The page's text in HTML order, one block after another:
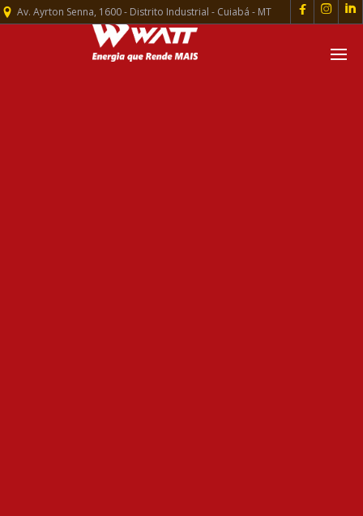
Av. Ayrton Senna, 1600 - Distrito Industrial - Cuiabá - MT   